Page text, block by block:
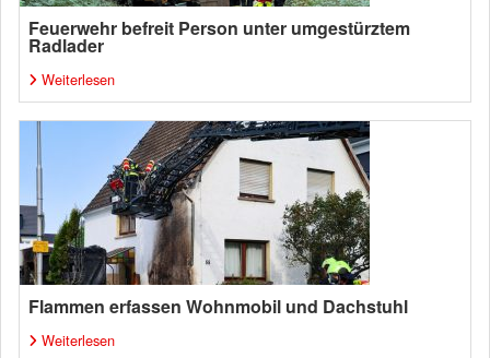
Feuerwehr befreit Person unter umgestürztem
Radlader
Weiterlesen
Flammen erfassen Wohnmobil und Dachstuhl
Weiterlesen